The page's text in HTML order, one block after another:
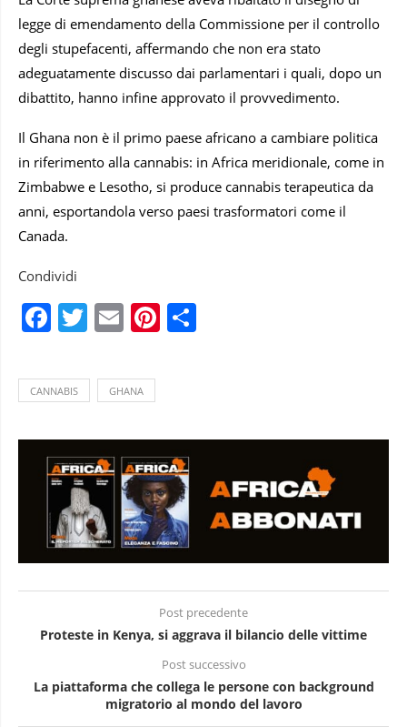
legge di emendamento della Commissione per il controllo
degli stupefacenti, affermando che non era stato
adeguatamente discusso dai parlamentari i quali, dopo un
dibattito, hanno infine approvato il provvedimento.
Il Ghana non è il primo paese africano a cambiare politica
in riferimento alla cannabis: in Africa meridionale, come in
Zimbabwe e Lesotho, si produce cannabis terapeutica da
anni, esportandola verso paesi trasformatori come il
Canada.
Condividi
Facebook
Twitter
EmailPinterest
CANNABIS GHANA
Post precedente
Proteste in Kenya, si aggrava il bilancio delle vittime
Post successivo
La piattaforma che collega le persone con background
migratorio al mondo del lavoro